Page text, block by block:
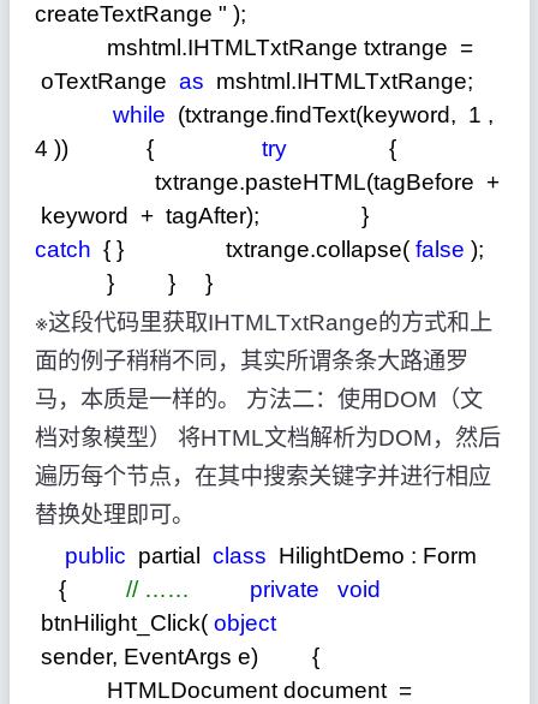
createTextRange " );
mshtml.IHTMLTxtRange txtrange =
oTextRange as mshtml.IHTMLTxtRange;
while (txtrange.findText(keyword, 1 ,
4 )) { try
{
txtrange.pasteHTML(tagBefore +
keyword
+ tagAfter); }
catch { } txtrange.collapse( false );
} } }
※这段代码里获取IHTMLTxtRange的方式和上
面的例子稍稍不同，其实所谓条条大路通罗
马，本质是一样的。 方法二：使用DOM（文
档对象模型） 将HTML文档解析为DOM，然后
遍历每个节点，在其中搜索关键字并进行相应
替换处理即可。
public partial class HilightDemo : Form
{
// …… private
void
btnHilight_Click( object
sender, EventArgs e) {
HTMLDocument document =